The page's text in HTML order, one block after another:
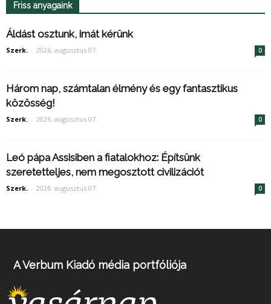
Friss anyagaink
Áldást osztunk, imát kérünk
Szerk. - 2026. augusztus 07. 0
Három nap, számtalan élmény és egy fantasztikus
közösség!
Szerk. - 2026. augusztus 07. 0
Leó pápa Assisiben a fiatalokhoz: Építsünk
szeretetteljes, nem megosztott civilizációt
Szerk. - 2026. augusztus 07. 0
A Verbum Kiadó média portfóliója